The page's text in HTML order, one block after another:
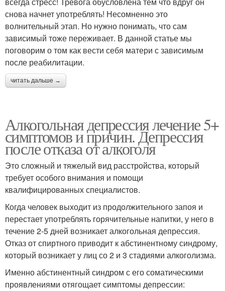
снова начнет употреблять! Несомненно это
волнительный этап. Но нужно понимать, что сам
зависимый тоже переживает. В данной статье мы
поговорим о том как вести себя матери с зависимым
после реабилитации.
читать дальше →
Алкогольная депрессия лечение 5+
симптомов и причин. Депрессия
после отказа от алкоголя
Это сложный и тяжелый вид расстройства, который
требует особого внимания и помощи
квалифицированных специалистов.
Когда человек выходит из продолжительного запоя и
перестает употреблять горячительные напитки, у него в
течение 2-5 дней возникает алкогольная депрессия.
Отказ от спиртного приводит к абстинентному синдрому,
который возникает у лиц со 2 и 3 стадиями алкоголизма.
Именно абстинентный синдром с его соматическими
проявлениями отягощает симптомы депрессии: